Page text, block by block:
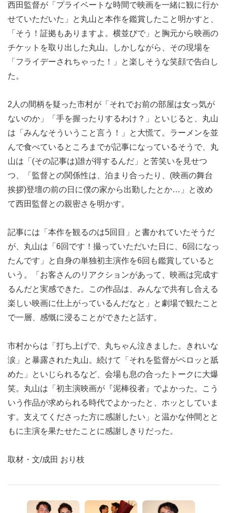
西田監督が「プライベートな時間で映画を一緒に観に行か
せていただいた」と丸山と本作を鑑賞したこと明かすと、
「そう！証拠もありますよ。横並びで」と胸元から映画の
チケットを取り出した丸山。しかしながら、その現場を
「フライデーされちゃった！」と楽しそうな笑顔で告白し
た。
2人の間柄を疑った市村が「それでお前の部屋は女っ気が
ないのか」「手を握ったりするわけ？」といじると、丸山
は「みんなそういうこと言う！」と大慌て。ラーメンを並
んで食べているところまでが記事になっているそうで、丸
山は「(その記事は)誰が得するんだ」と苦笑いを見せつ
つ、「監督との関係性は、泊まり合ったり、(映画の舞台
挨拶)登壇の前の日に僕の家から出勤したとか…」と改め
て西田監督との親密さを明かす。
記事には「本作を観るのは5回目」と書かれていたそうだ
が、丸山は「6回です！撮っていただいた日に、6回になっ
たんです」と自身の単独初主演作を6回も鑑賞していると
いう。「お客さんのリアクションがあって、映画は完成す
るんだと実感できた。この作品は、みんなで共有し合える
楽しい映画に仕上がっているんだなと」と劇場で観たこと
で一層、感慨に浸ることができたと話す。
市村からは「打ち上げで、丸ちゃん泣きました。きれいな
涙」と暴露された丸山。続けて「それを監督がペロッと舐
めた」といじられるなど、会場も息の合ったトークに大爆
笑。丸山は「初主演映画が『泥棒役者』でよかった。こう
いう作品が求められる時代でよかったと、ホッとしていま
す。支えてくださった方に感謝したい」と温かな仲間とと
もに主演を果たせたことに感謝しきりだった。
取材・文/成田 おり枝